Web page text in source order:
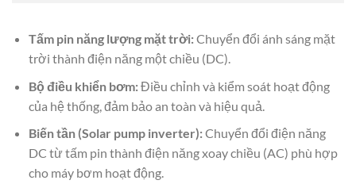
Tấm pin năng lượng mặt trời:Chuyển đổi ánh sáng mặt
trời thành điện năng một chiều (DC).
Bộ điều khiển bơm:Điều chỉnh và kiểm soát hoạt động
của hệ thống, đảm bảo an toàn và hiệu quả.
Biến tần (Solar pump inverter):Chuyển đổi điện năng
DC từ tấm pin thành điện năng xoay chiều (AC) phù hợp
cho máy bơm hoạt động.